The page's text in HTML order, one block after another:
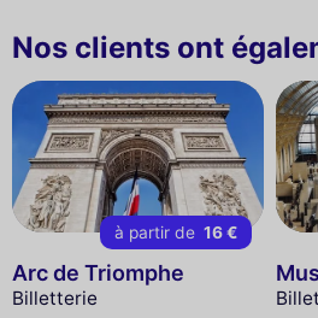
Nos clients ont
à partir de 16 €
Arc de Triomphe
Billetterie